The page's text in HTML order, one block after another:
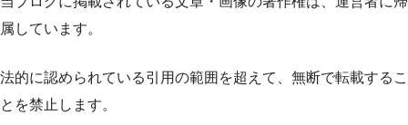
属しています。
法的に認められている引用の範囲を超えて、無断で転載するこ
とを禁止します。